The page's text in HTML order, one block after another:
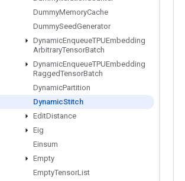
DummyMemoryCache
DummySeedGenerator
DynamicEnqueueTPUEmbedding
ArbitraryTensorBatch
DynamicEnqueueTPUEmbedding
RaggedTensorBatch
DynamicPartition
DynamicStitch
EditDistance
Eig
Einsum
Empty
EmptyTensorList